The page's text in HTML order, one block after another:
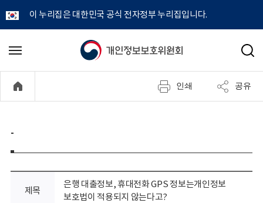
이 누리집은 대한민국 공식 전자정부 누리집입니다.
개
정
보
호
메
기
검
인쇄 공유
-
제목
은행 대출정보, 휴대전화 GPS 정보는개인정보
보호법이 적용되지 않는다고?